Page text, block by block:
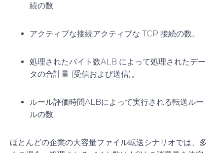
続の数
アクティブな接続アクティブな TCP 接続の数。
処理されたバイト数ALB によって処理されたデー
タの合計量 (受信および送信)。
ルール評価時間ALBによって実行される転送ルー
ルの数
ほとんどの企業の大容量ファイル転送シナリオでは、 多